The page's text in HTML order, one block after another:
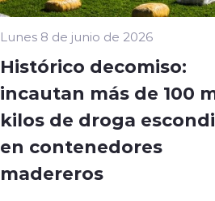
Lunes 8 de junio de 2026
Histórico decomiso:
incautan más de 100
kilos de droga
en contenedores
madereros